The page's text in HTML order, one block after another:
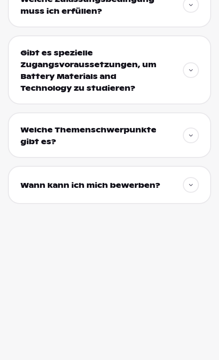
muss ich erfüllen?
Gibt es spezielle
Zugangsvoraussetzungen, um
Battery Materials and
Technology zu studieren?
Welche Themenschwerpunkte
gibt es?
Wann kann ich mich bewerben?